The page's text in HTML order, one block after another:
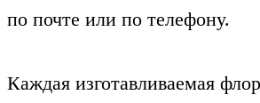
по почте или по телефону.
Каждая изготавливаемая